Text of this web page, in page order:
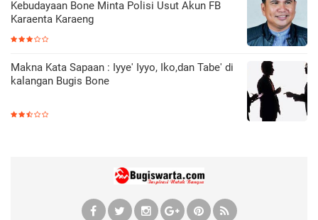
Kebudayaan Bone Minta Polisi Usut Akun FB
Karaenta Karaeng
Makna Kata Sapaan : Iyye' Iyyo, Iko,dan Tabe' di
kalangan Bugis Bone